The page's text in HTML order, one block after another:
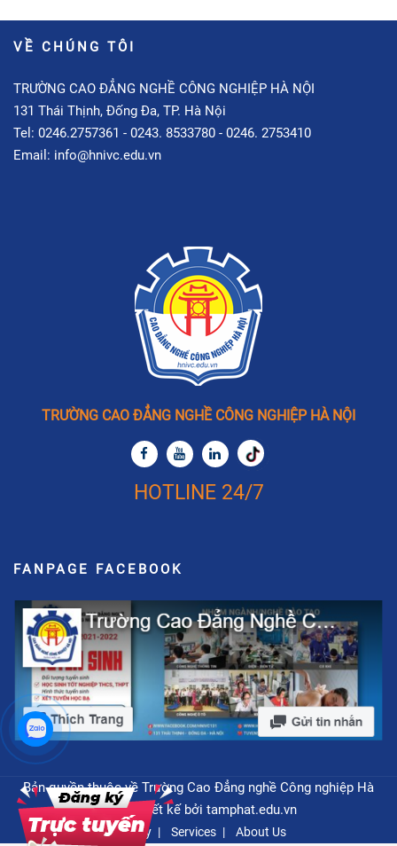
VỀ CHÚNG TÔI
TRƯỜNG CAO ĐẲNG NGHỀ CÔNG NGHIỆP HÀ NỘI
131 Thái Thịnh, Đống Đa, TP. Hà Nội
Tel: 0246.2757361 - 0243. 8533780 - 0246. 2753410
Email: info@hnivc.edu.vn
TRƯỜNG CAO ĐẲNG NGHỀ CÔNG NGHIỆP HÀ NỘI
HOTLINE 24/7
FANPAGE FACEBOOK
Bản quyền thuộc về Trường Cao Đẳng nghề Công nghiệp Hà
Nội - Thiết kế bởi tamphat.edu.vn
Privacy Services About Us